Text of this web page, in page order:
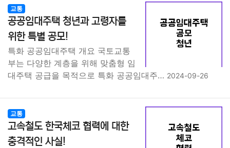
교통
공공임대주택 청년과 고령자를
위한 특별 공모!
특화 공공임대주택 개요 국토교통
부는 다양한 계층을 위해 맞춤형 임
대주택 공급을 목적으로 특화 공공임대주… 2024-09-26
교통
고속철도 한국체코 협력에 대한
충격적인 사실!